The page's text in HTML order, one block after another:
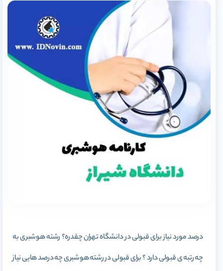
درصد مورد نیاز برای قبولی در دانشگاه تهران چقدره؟ رشته هوشبری به
چه رتبه ی قبولی دارد ؟ برای قبولی در رشته هوشبری چه درصد هایی نیاز